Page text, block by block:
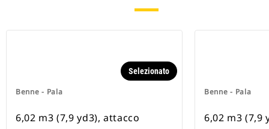
Benne - Pala
Selezionato
6,02 m3 (7,9 yd3), attacco
Benne - Pala
6,02 m3 (7,9